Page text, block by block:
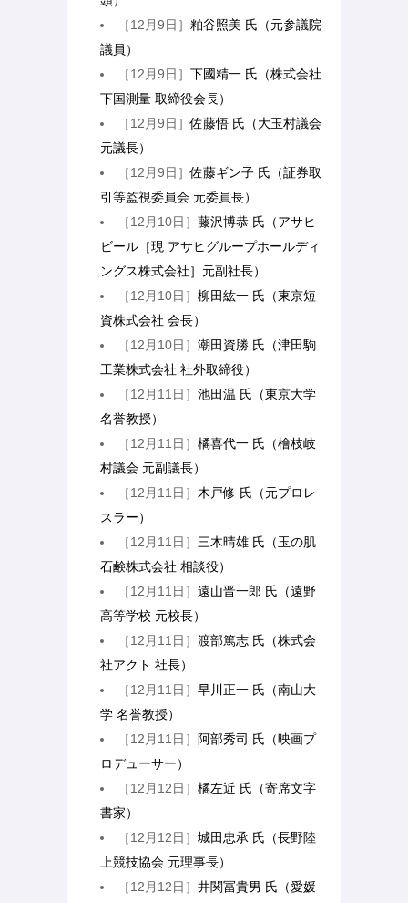
［12月9日］粕谷照美 氏（元参議院
議員）
［12月9日］下國精一 氏（株式会社
下国測量 取締役会長）
［12月9日］佐藤悟 氏（大玉村議会
元議長）
［12月9日］佐藤ギン子 氏（証券取
引等監視委員会 元委員長）
［12月10日］藤沢博恭 氏（アサヒ
ビール［現 アサヒグループホールディ
ングス株式会社］元副社長）
［12月10日］柳田紘一 氏（東京短
資株式会社 会長）
［12月10日］潮田資勝 氏（津田駒
工業株式会社 社外取締役）
［12月11日］池田温 氏（東京大学
名誉教授）
［12月11日］橘喜代一 氏（檜枝岐
村議会 元副議長）
［12月11日］ 木戸修 氏（元プロレ
スラー）
［12月11日］ 三木晴雄 氏（玉の肌
石鹸株式会社 相談役）
［12月11日］遠山晋一郎 氏（遠野
高等学校 元校長）
［12月11日］渡部篤志 氏（株式会
社アクト 社長）
［12月11日］早川正一 氏（南山大
学 名誉教授）
［12月11日］
阿部秀司 氏（映画プ
ロデューサー）
［12月12日］橘左近 氏（寄席文字
書家）
［12月12日］城田忠承 氏（長野陸
上競技協会 元理事長）
［12月12日］井関冨貴男 氏（愛媛